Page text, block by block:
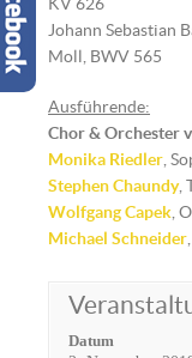
Johann Sebastian
Moll, BWV 565
Ausführende:
Chor & Orchester
Monika Riedler ,
Stephen Chaundy,
Wolfgang Capek ,
Michael Schneider
Datum